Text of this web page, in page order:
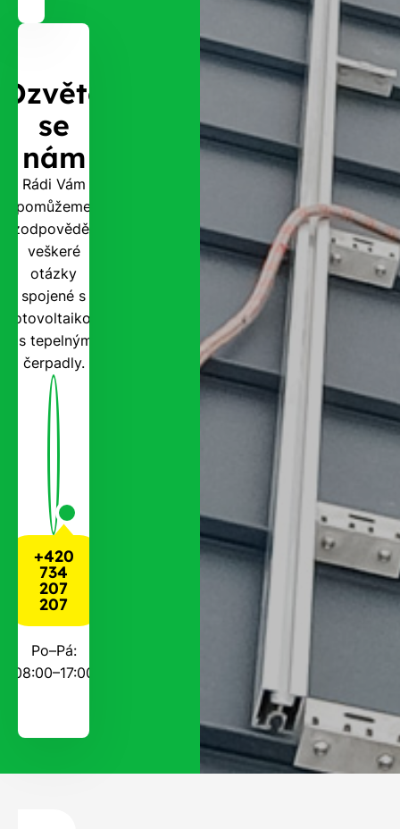
Ozvěte
se
nám
Rádi Vám
pomůžeme
zodpovědět
veškeré
otázky
spojené s
fotovoltaikou
i s tepelnými
čerpadly.
+420
734
207
207
Po–Pá:
08:00–17:00